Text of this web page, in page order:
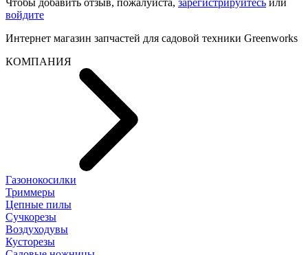
войдите
Интернет магазин запчастей для садовой техники Greenworks
КОМПАНИЯ
Газонокосилки
Триммеры
Цепные пилы
Cучкорезы
Воздуходувы
Кусторезы